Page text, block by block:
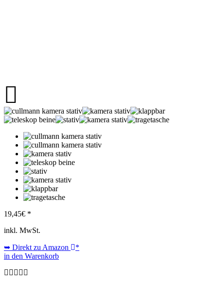
19,45€ *
inkl. MwSt.
➥ Direkt zu Amazon
*
in den Warenkorb